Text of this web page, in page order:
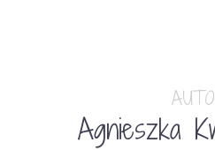
Agnieszka